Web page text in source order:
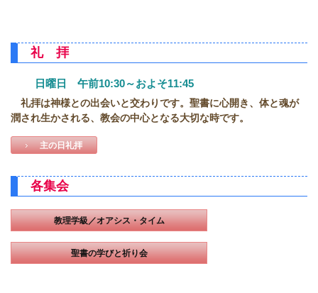
礼 拝
日曜日 午前10:30～およそ11:45
礼拝は神様との出会いと交わりです。聖書に心開き、体と魂が
潤され生かされる、教会の中心となる大切な時です。
主の日礼拝
各集会
教理学級／オアシス・タイム
聖書の学びと祈り会